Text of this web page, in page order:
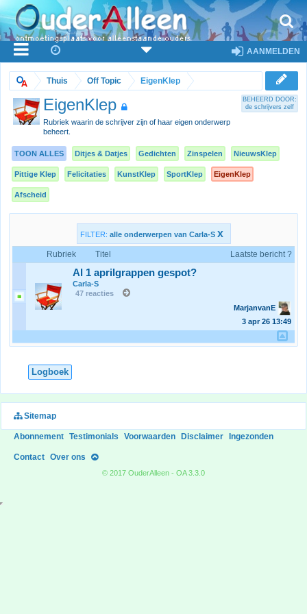
AANMELDEN
Thuis Off Topic EigenKlep
EigenKlep
Rubriek waarin de schrijver zijn of haar eigen onderwerp
beheert.
BEHEERD DOOR:
de schrijvers zelf
TOON ALLES Ditjes & Datjes Gedichten Zinspelen NieuwsKlep
Pittige Klep Felicitaties KunstKlep SportKlep EigenKlep
Afscheid
FILTER: alle onderwerpen van Carla-S x
Rubriek Titel Laatste bericht ?
Al 1 aprilgrappen gespot?
Carla-S
47 reacties
MarjanvanE
3 apr 26 13:49
Logboek
Sitemap
Abonnement Testimonials Voorwaarden Disclaimer Ingezonden
Contact Over ons
© 2017 OuderAlleen - OA 3.3.0